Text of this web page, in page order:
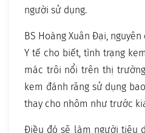
người sử dụng.
BS Hoàng Xuân Đại,
Y tế cho biết, tình trạng
mác trôi nổi trên thị
kem đánh răng sử dụng
thay cho nhôm như trước
Điều đó sẽ làm người tiêu